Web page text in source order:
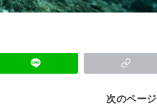
次のページ